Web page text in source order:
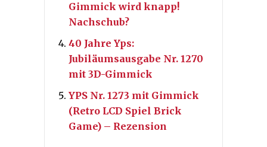
Gimmick wird knapp!
Nachschub?
40 Jahre Yps:
Jubiläumsausgabe Nr. 1270
mit 3D-Gimmick
YPS Nr. 1273 mit Gimmick
(Retro LCD Spiel Brick
Game) – Rezension